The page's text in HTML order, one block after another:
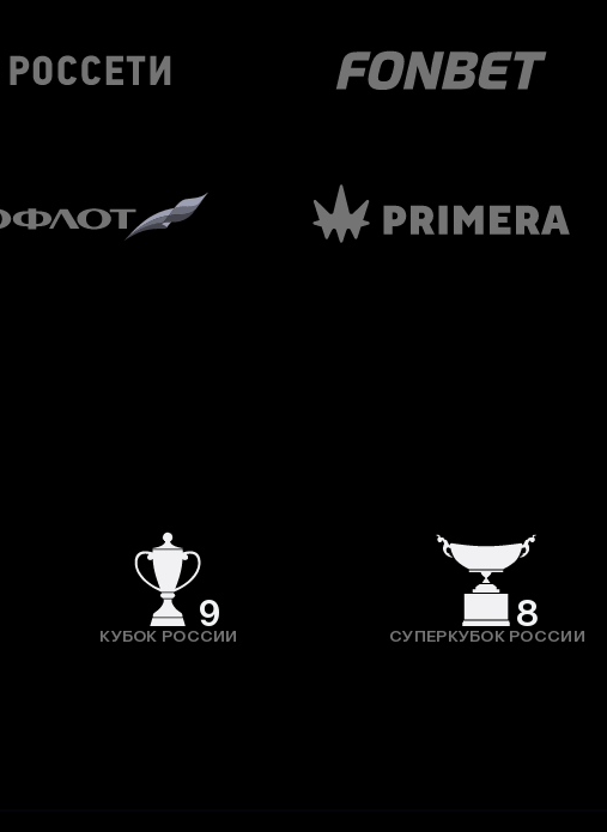
9
КУБОК РОССИИ
8
СУПЕРКУБОК РОССИИ